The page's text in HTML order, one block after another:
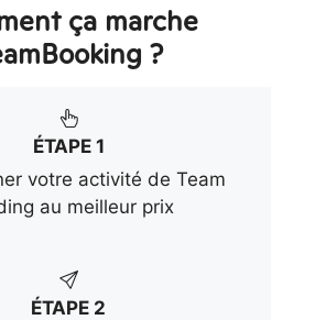
ça marche
?
ÉTAPE 1
votre activité de Team
au meilleur prix
ÉTAPE 2